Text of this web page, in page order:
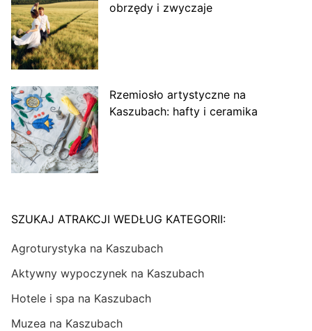
obrzędy i zwyczaje
Rzemiosło artystyczne na
Kaszubach: hafty i ceramika
SZUKAJ ATRAKCJI WEDŁUG KATEGORII:
Agroturystyka na Kaszubach
Aktywny wypoczynek na Kaszubach
Hotele i spa na Kaszubach
Muzea na Kaszubach